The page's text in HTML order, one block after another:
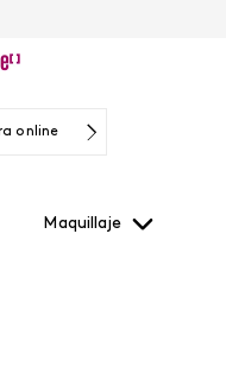
online
Maquillaje